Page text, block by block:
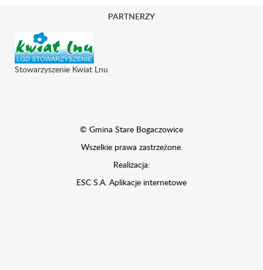
© Gmina Stare Bogaczowice
Wszelkie prawa zastrzeżone.
Realizacja:
ESC S.A. Aplikacje internetowe
PARTNERZY
Stowarzyszenie Kwiat Lnu